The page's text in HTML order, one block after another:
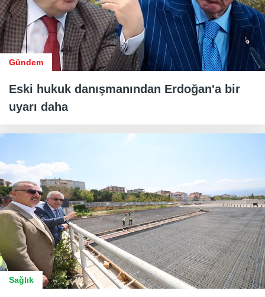
Gündem
Eski hukuk danışmanından Erdoğan'a bir
uyarı daha
Sağlık